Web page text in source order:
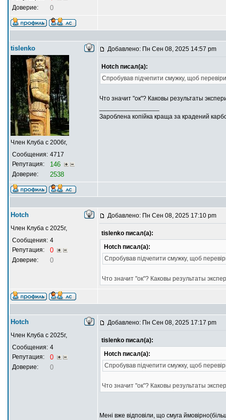
Доверие: 0
tislenko
Член Клуба с 2006г,
Сообщения: 4717
Репутация:
146
Доверие: 2538
Добавлено: Пн Сен 08, 2025 14:57 pm
Hotch писал(а):
Спробував підчепити смужку, щоб
Что значит "ок"? Каковы результаты
Зароблена копійка краща за крадений
Hotch
Член Клуба с 2025г,
Сообщения: 4
Репутация:
0
Доверие: 0
Добавлено: Пн Сен 08, 2025 17:10 pm
tislenko писал(а):
Hotch писал(а):
Спробував підчепити смужку, щоб
Что значит "ок"? Каковы результаты
Hotch
Член Клуба с 2025г,
Сообщения: 4
Репутация:
0
Доверие: 0
Добавлено: Пн Сен 08, 2025 17:17 pm
tislenko писал(а):
Hotch писал(а):
Спробував підчепити смужку, щоб
Что значит "ок"? Каковы результаты
Мені вже відповіли, що смуга